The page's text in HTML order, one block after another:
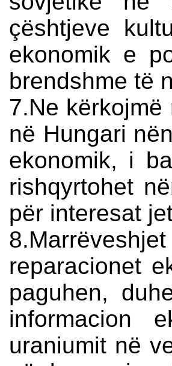
çështjeve
ekonomik e
brendshme të
7.Ne
në Hungari
ekonomik, i
rishqyrtohet
për interesat
reparacionet
paguhen,
informacion
uraniumit në